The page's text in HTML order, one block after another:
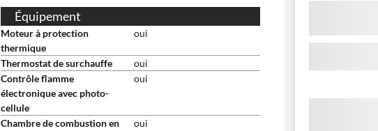
Équipement
Moteur à protection
thermique
oui
Thermostat de surchauffe
oui
Contrôle flamme
électronique avec photo-
cellule
oui
Chambre de combustion en
oui